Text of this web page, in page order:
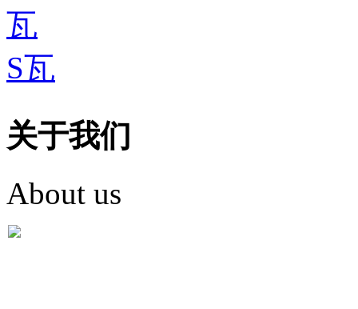
S瓦
关于我们
About us